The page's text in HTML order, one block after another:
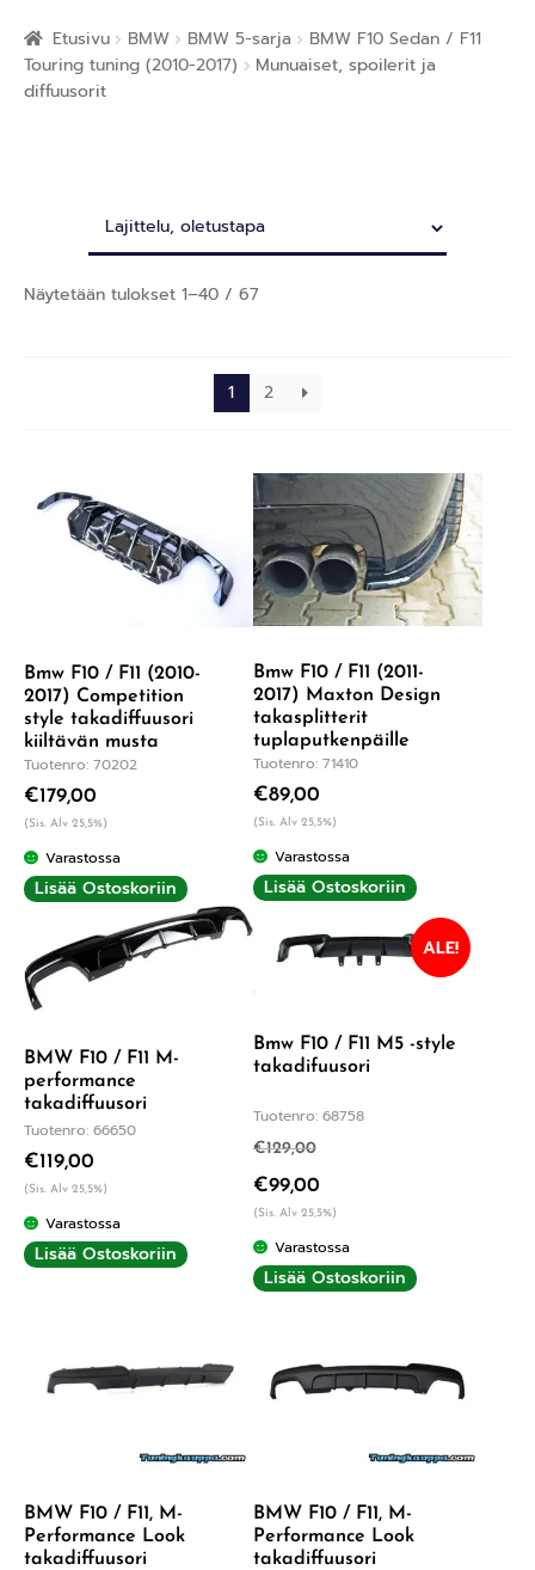
Etusivu BMW BMW 5-sarja
BMW F10 Sedan / F11
Touring tuning (2010-2017)
Munuaiset, spoilerit ja
diffuusorit
Näytetään tulokset 1–40 / 67
1 2
Bmw F10 / F11 (2010-
2017) Competition
style takadiffuusori
kiiltävän musta
Tuotenro: 70202
€179,00
(Sis. Alv 25,5%)
Varastossa
Lisää Ostoskoriin
Bmw F10 / F11 (2011-
2017) Maxton Design
takasplitterit
tuplaputkenpäille
Tuotenro: 71410
€89,00
(Sis. Alv 25,5%)
Varastossa
Lisää Ostoskoriin
BMW F10 / F11 M-
performance
takadiffuusori
Tuotenro: 66650
€119,00
(Sis. Alv 25,5%)
Varastossa
Lisää Ostoskoriin
Bmw F10 / F11 M5 -style
takadifuusori
Tuotenro: 68758
ALE!
€129,00
€99,00
(Sis. Alv 25,5%)
Varastossa
Lisää Ostoskoriin
BMW F10 / F11, M-
Performance Look
takadiffuusori
BMW F10 / F11, M-
Performance Look
takadiffuusori